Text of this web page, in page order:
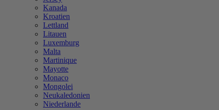
Kanada
Kroatien
Lettland
Litauen
Luxemburg
Malta
Martinique
Mayotte
Monaco
Mongolei
Neukaledonien
Niederlande